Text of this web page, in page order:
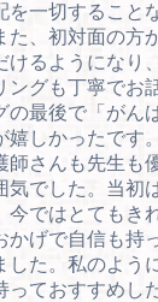
を一切すること
た、初対面の方
けるようになり
ングも丁寧でお
最後で「がん
嬉しかったです
師さんも先生も
気でした。当初
今ではとてもき
かげで自信も持
した。私のよう
っておすすめし